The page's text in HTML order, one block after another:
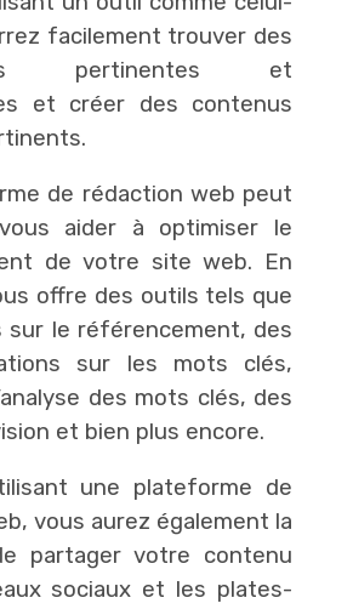
facilement trouver des
pertinentes et
et créer des contenus
de rédaction web peut
aider à optimiser le
de votre site web. En
offre des outils tels que
sur le référencement, des
sur les mots clés,
des mots clés, des
et bien plus encore.
une plateforme de
vous aurez également la
partager votre contenu
sociaux et les plates-